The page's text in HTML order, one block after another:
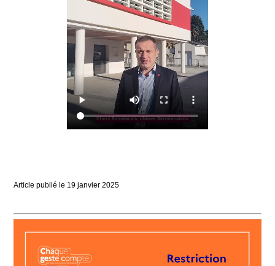
Article publié le 19 janvier 2025